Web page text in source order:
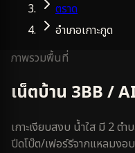
ตราด
อำเภอเกาะกูด
ภาพรวมพื้นที่
เน็ตบ้าน 3BB /
เกาะเงียบสงบ น้ำใส มี 2 ต
ปีดโบ๊ต/เฟอร์รีจากแหลมง